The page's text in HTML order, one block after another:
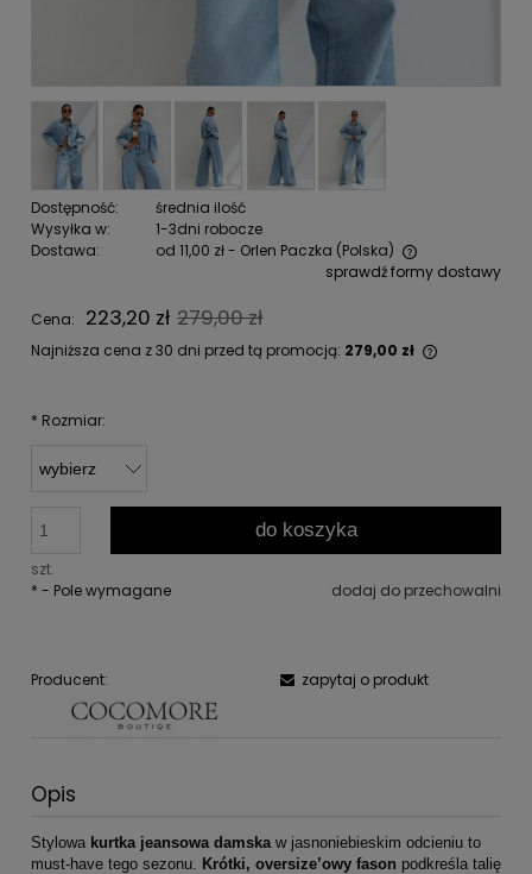
Dostępność:
średnia ilość
Wysyłka w:
1-3dni robocze
Dostawa:
od 11,00 zł- Orlen Paczka (Polska)
Cena nie zawiera ewentualnych kosztów płatności
sprawdź formy dostawy
Cena: 223,20 zł 279,00 zł
Najniższa cena z 30 dni przed tą promocją: 279,00 zł
* Rozmiar:
szt.
do koszyka
dodaj do przechowalni
* - Pole wymagane
Producent: zapytaj o produkt
Opis
Stylowa kurtka jeansowa damska w jasnoniebieskim odcieniu to
must-have tego sezonu. Krótki, oversize’owy fason podkreśla talię